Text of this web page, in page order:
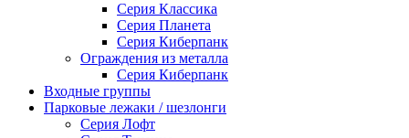
Серия Классика
Серия Планета
Серия Киберпанк
Ограждения из металла
Серия Киберпанк
Входные группы
Парковые лежаки / шезлонги
Серия Лофт